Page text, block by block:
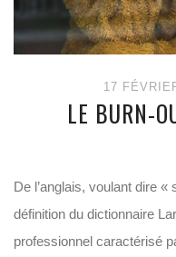
17
LE BURN-
De l’anglais, voulant dire «
définition du dictionnaire
professionnel caractérisé